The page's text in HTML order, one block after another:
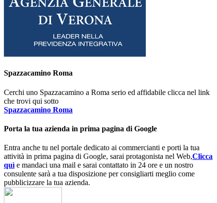
Spazzacamino Roma
Cerchi uno Spazzacamino a Roma serio ed affidabile clicca nel link
che trovi qui sotto
Spazzacamino Roma
Porta la tua azienda in prima pagina di Google
Entra anche tu nel portale dedicato ai commercianti e porti la tua
attività in prima pagina di Google, sarai protagonista nel Web,Clicca
quì e mandaci una mail e sarai contattato in 24 ore e un nostro
consulente sarà a tua disposizione per consigliarti meglio come
pubblicizzare la tua azienda.